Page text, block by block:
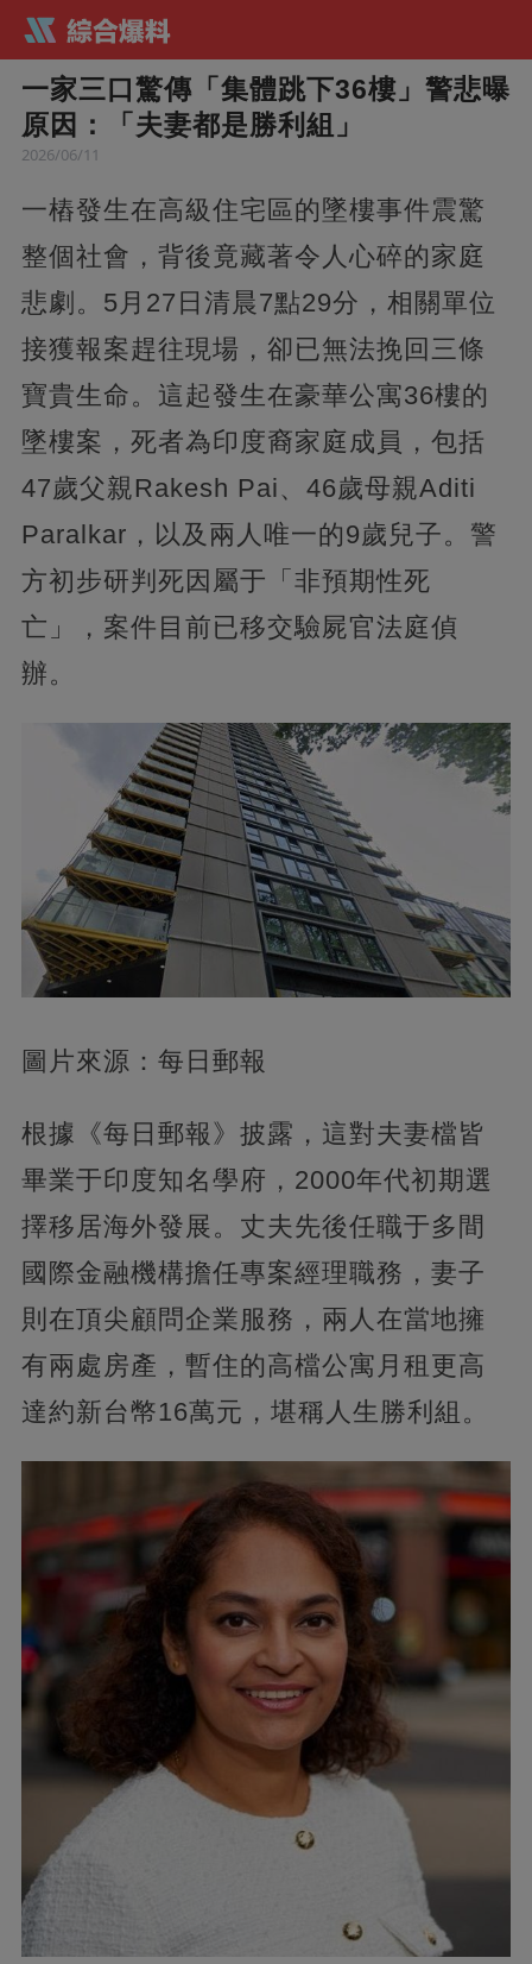
一家三口驚傳「集體跳下36樓」警悲曝
原因：「夫妻都是勝利組」
2026/06/11
一樁發生在高級住宅區的墜樓事件震驚
整個社會，背後竟藏著令人心碎的家庭
悲劇。5月27日清晨7點29分，相關單位
接獲報案趕往現場，卻已無法挽回三條
寶貴生命。這起發生在豪華公寓36樓的
墜樓案，死者為印度裔家庭成員，包括
47歲父親Rakesh Pai、46歲母親Aditi
Paralkar，以及兩人唯一的9歲兒子。警
方初步研判死因屬于「非預期性死
亡」，案件目前已移交驗屍官法庭偵
辦。
圖片來源：每日郵報
根據《每日郵報》披露，這對夫妻檔皆
畢業于印度知名學府，2000年代初期選
擇移居海外發展。丈夫先後任職于多間
國際金融機構擔任專案經理職務，妻子
則在頂尖顧問企業服務，兩人在當地擁
有兩處房產，暫住的高檔公寓月租更高
達約新台幣16萬元，堪稱人生勝利組。